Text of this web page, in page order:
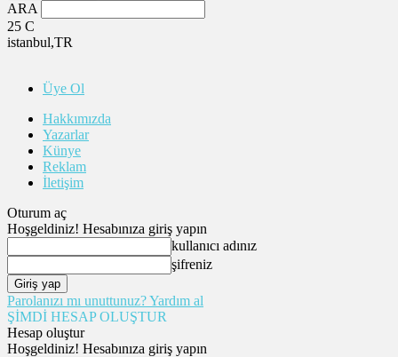
ARA
25 C
istanbul,TR
Üye Ol
Hakkımızda
Yazarlar
Künye
Reklam
İletişim
Oturum aç
Hoşgeldiniz! Hesabınıza giriş yapın
kullanıcı adınız
şifreniz
Parolanızı mı unuttunuz? Yardım al
ŞİMDİ HESAP OLUŞTUR
Hesap oluştur
Hoşgeldiniz! Hesabınıza giriş yapın